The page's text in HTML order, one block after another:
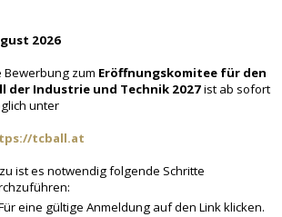
2026
Bewerbung zum Eröffnungskomitee für den
der Industrie und Technik 2027ist ab sofort
unter
tcball.at
ist es notwendig folgende Schritte
eine gültige Anmeldung auf den Link klicken.